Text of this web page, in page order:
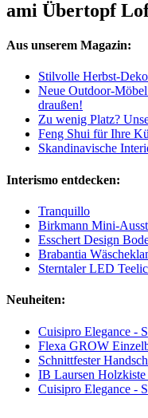
ami Übertopf
Aus unserem Magazin:
Stilvolle Herbst-
Neue Outdoor-
draußen!
Zu wenig Platz?
Feng Shui für Ihre
Skandinavische
Interismo entdecken:
Tranquillo
Birkmann Mini-
Esschert Design
Brabantia
Sterntaler LED
Neuheiten:
Cuisipro Elegance -
Flexa GROW
Schnittfester
IB Laursen
Cuisipro Elegance -